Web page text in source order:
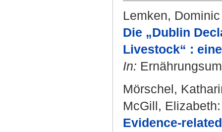
Lemken, Dominic
Die „Dublin
Livestock“ :
In:
Mörschel,
McGill, Elizabeth:
Evidence-